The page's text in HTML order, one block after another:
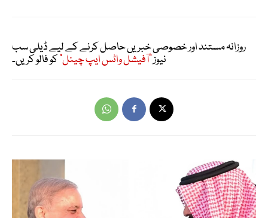
روزانہ مستند اور خصوصی خبریں حاصل کرنے کے لیے ڈیلی سب
نیوز"آفیشل واٹس ایپ چینل"کو فالو کریں۔